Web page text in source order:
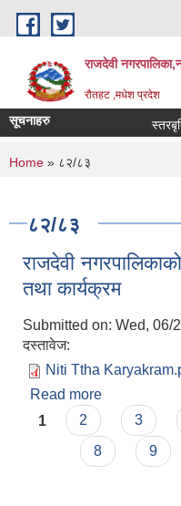
Skip to main content
राजदेवी
रौतहट ,मधेश प्रदेश
सूचनाहरु
You are here
Home » ८२/८३
८२/८३
राजदेवी
तथा कार्यक्रम
Submitted on: Wed, 06/
दस्तावेज:
Niti Ttha
Read more
तथा कार्यक्रम
Pages
1 2 3
8
9